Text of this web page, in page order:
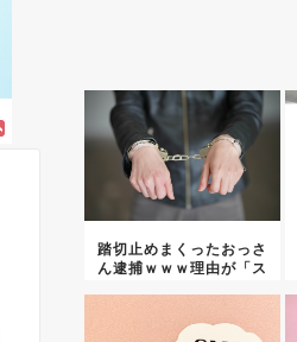
踏切止めまくったおっさ
ん逮捕ｗｗｗ理由が「ス